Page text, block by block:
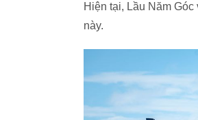
Hiện tại, Lầu Năm
này.